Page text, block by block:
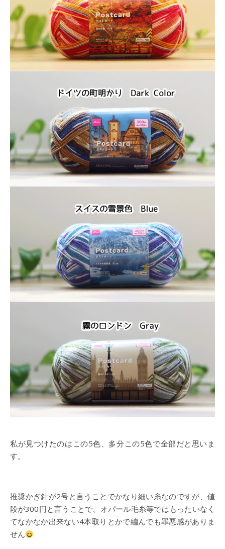
私が見つけたのはこの5色、多分この5色で全部だと思いま
す。
推奨かぎ針が2号と言うことでかなり細い糸なのですが、値
段が300円と言うことで、オパール毛糸等ではもったいなく
てなかなか出来ない4本取りとかで編んでも罪悪感がありま
せん